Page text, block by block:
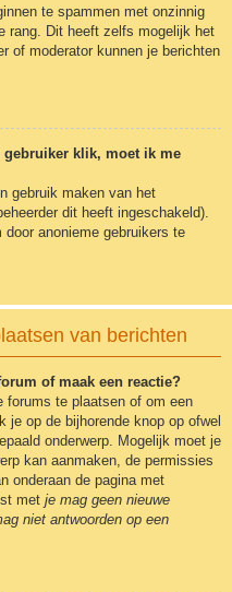
te spammen met onzinnig
rang. Dit heeft zelfs mogelijk het
of moderator kunnen je berichten
gebruiker klik, moet ik me
gebruik maken van het
dit heeft ingeschakeld).
anonieme gebruikers te
van berichten
of maak een reactie?
forums te plaatsen of om een
je op de bijhorende knop op ofwel
onderwerp. Mogelijk moet je
kan aanmaken, de permissies
onderaan de pagina met
met je mag geen nieuwe
niet antwoorden op een